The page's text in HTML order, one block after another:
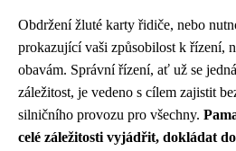
Obdržení žluté karty řidiče, nebo
prokazující vaši způsobilost k řízení,
obavám. Správní řízení, ať už se
záležitost, je vedeno s cílem zajistit
silničního provozu pro všechny.
celé záležitosti vyjádřit, dokládat